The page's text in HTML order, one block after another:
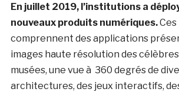
En juillet 2019, l’institutions a
nouveaux produits numériques.Ces
comprennent des applications
images haute résolution des
musées, une vue à 360 degrés de
architectures, des jeux interactifs,